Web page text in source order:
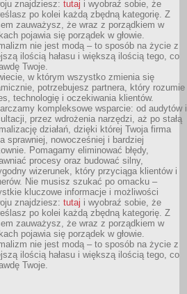
znajdziesz: tutaj i wyobraź sobie, że
po kolei każdą zbędną kategorię. Z
zauważysz, że wraz z porządkiem w
pojawia się porządek w głowie.
nie jest modą – to sposób na życie z
ilością hałasu i większą ilością tego, co
Twoje.
w którym wszystko zmienia się
potrzebujesz partnera, który rozumie
technologię i oczekiwania klientów.
kompleksowe wsparcie: od audytów i
przez wdrożenia narzędzi, aż po stałą
działań, dzięki której Twoja firma
sprawniej, nowocześniej i bardziej
Pomagamy eliminować błędy,
procesy oraz budować silny,
wizerunek, który przyciąga klientów i
Nie musisz szukać po omacku –
kluczowe informacje i możliwości
znajdziesz: tutaj i wyobraź sobie, że
po kolei każdą zbędną kategorię. Z
zauważysz, że wraz z porządkiem w
pojawia się porządek w głowie.
nie jest modą – to sposób na życie z
ilością hałasu i większą ilością tego, co
Twoje.